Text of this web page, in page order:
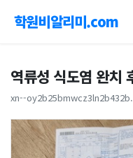
학원비알리미.com
역류성 식도염 완치
xn--